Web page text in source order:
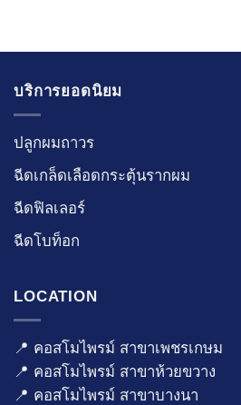
บริการยอดนิยม
ปลูกผมถาวร
ฉีดเกล็ดเลือดกระตุ้นรากผม
ฉีดฟิลเลอร์
ฉีดโบท็อก
LOCATION
📍 คอสโมไพรม์ สาขาเพชรเกษม
📍 คอสโมไพรม์ สาขาห้วยขวาง
📍 คอสโมไพรม์ สาขาบางนา